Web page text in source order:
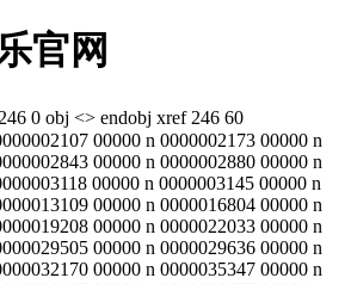
官网
0 obj <> endobj xref 246 60
00000 n 0000002173 00000 n
00000 n 0000002880 00000 n
00000 n 0000003145 00000 n
00000 n 0000016804 00000 n
00000 n 0000022033 00000 n
00000 n 0000029636 00000 n
00000 n 0000035347 00000 n